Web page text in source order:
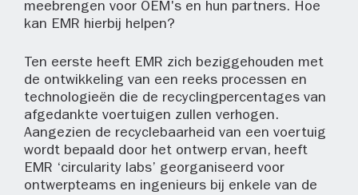
meebrengen voor OEM's en hun partners. Hoe
kan EMR hierbij helpen?
Ten eerste heeft EMR zich beziggehouden met
de ontwikkeling van een reeks processen en
technologieën die de recyclingpercentages van
afgedankte voertuigen zullen verhogen.
Aangezien de recyclebaarheid van een voertuig
wordt bepaald door het ontwerp ervan, heeft
EMR ‘circularity labs’ georganiseerd voor
ontwerpteams en ingenieurs bij enkele van de